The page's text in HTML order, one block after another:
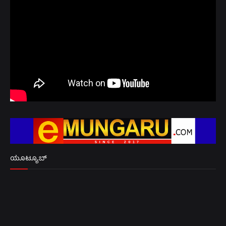
ಯೂಟ್ಯೂಬ್